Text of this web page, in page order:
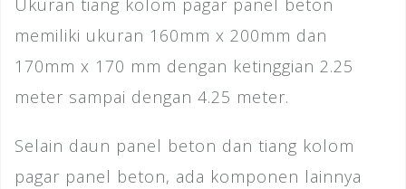
Ukuran tiang kolom pagar panel beton
memiliki ukuran 160mm x 200mm dan
170mm x 170 mm dengan ketinggian 2.25
meter sampai dengan 4.25 meter.
Selain daun panel beton dan tiang kolom
pagar panel beton, ada komponen lainnya